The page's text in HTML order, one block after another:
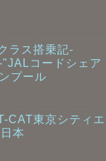
ラス搭乗記-
コードシェア
プール
CAT東京シティエ
本